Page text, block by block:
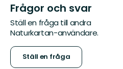
Frågor och svar
Ställ en fråga till andra
Naturkartan-användare.
Ställ en fråga